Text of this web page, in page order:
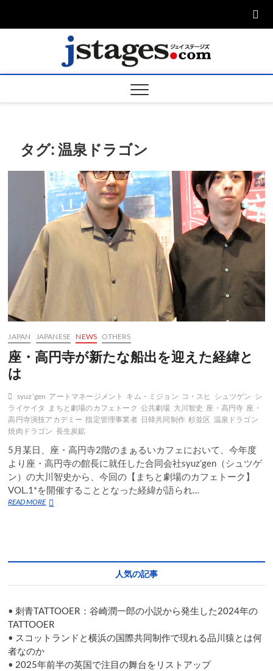
ージ
タグ:温泉ドラゴン
JAPAN JAPANESE NEWS OTHERS
座・高円寺が新たな船出を迎えた経緯と
は
syuz’gen アートマネージメント キム・ミジョン コ・スヒ シュツゲン シ
ライケイタ
まちと劇場のカフェトーク 公共劇場 大川智史 座・高円寺 座・
高円寺演技アカデミー 指定管理事業者 日韓共同制作 杉並区 温泉ドラゴン
焼肉ドラゴン 長生炭鉱
5月某日、座・高円寺2階のまぁるいカフェにおいて、今年度
より座・高円寺の館長に就任した合同会社syuz’gen（シュツゲ
ン）の大川智史から、今回の【まちと劇場のカフェトーク】
VOL.1*を開催することとなった経緯が語られ…
READ MORE座・
船
を
迎
え
た
緯
人気の記事
•刺青TATTOOER：谷崎潤一郎の小説から発生した2024年の
TATTOOER
• スコットランドと横浜の国際共同制作で現れる品川猿とは何
者なのか
• 2025年前半の英国で注目の舞台をリストアップ